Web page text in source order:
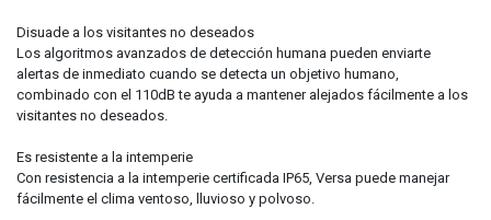
Disuade a los visitantes no deseados
Los algoritmos avanzados de detección humana pueden enviarte
alertas de inmediato cuando se detecta un objetivo humano,
combinado con el 110dB te ayuda a mantener alejados fácilmente a los
visitantes no deseados.
Es resistente a la intemperie
Con resistencia a la intemperie certificada IP65, Versa puede manejar
fácilmente el clima ventoso, lluvioso y polvoso.